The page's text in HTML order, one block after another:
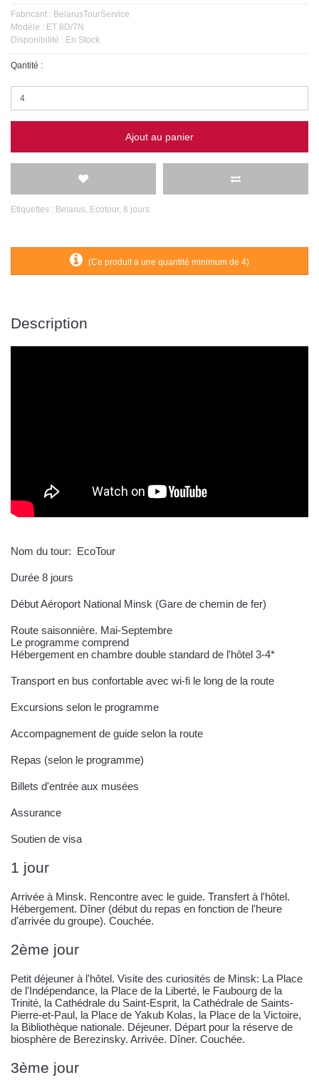
Fabricant : BelarusTourService
Modèle : ET 8D/7N
Disponibilité : En Stock
Qantité :
Ajout au panier
Etiquettes : Belarus, Ecotour, 8 jours
(Ce produit a une quantité minimum de 4)
Description
Nom du tour: EcoTour
Durée 8 jours
Début Aéroport National Minsk (Gare de chemin de fer)
Route saisonnière. Mai-Septembre
Le programme comprend
Hébergement en chambre double standard de l'hôtel 3-4*
Transport en bus confortable avec wi-fi le long de la route
Excursions selon le programme
Accompagnement de guide selon la route
Repas (selon le programme)
Billets d'entrée aux musées
Assurance
Soutien de visa
1 jour
Arrivée à Minsk. Rencontre avec le guide. Transfert à l'hôtel.
Hébergement. Dîner (début du repas en fonction de l'heure
d'arrivée du groupe). Couchée.
2ème jour
Petit déjeuner à l'hôtel. Visite des curiosités de Minsk: La Place
de l'Indépendance, la Place de la Liberté, le Faubourg de la
Trinité, la Cathédrale du Saint-Esprit, la Cathédrale de Saints-
Pierre-et-Paul, la Place de Yakub Kolas, la Place de la Victoire,
la Bibliothèque nationale. Déjeuner. Départ pour la réserve de
biosphère de Berezinsky. Arrivée. Dîner. Couchée.
3ème jour